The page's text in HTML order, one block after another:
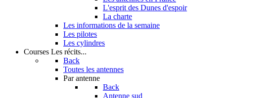
L'esprit des Dunes d'espoir
La charte
Les informations de la semaine
Les pilotes
Les cylindres
Courses Les récits...
Back
Toutes les antennes
Par antenne
Back
Antenne sud